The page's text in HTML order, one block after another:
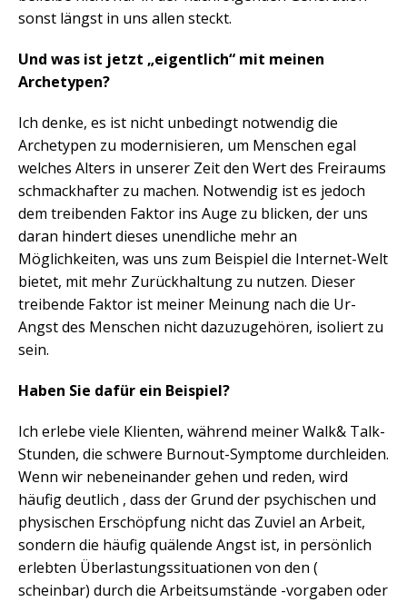
sonst längst in uns allen steckt.
Und was ist jetzt „eigentlich“ mit meinen
Archetypen?
Ich denke, es ist nicht unbedingt notwendig die
Archetypen zu modernisieren, um Menschen egal
welches Alters in unserer Zeit den Wert des Freiraums
schmackhafter zu machen. Notwendig ist es jedoch
dem treibenden Faktor ins Auge zu blicken, der uns
daran hindert dieses unendliche mehr an
Möglichkeiten, was uns zum Beispiel die Internet-Welt
bietet, mit mehr Zurückhaltung zu nutzen. Dieser
treibende Faktor ist meiner Meinung nach die Ur-
Angst des Menschen nicht dazuzugehören, isoliert zu
sein.
Haben Sie dafür ein Beispiel?
Ich erlebe viele Klienten, während meiner Walk& Talk-
Stunden, die schwere Burnout-Symptome durchleiden.
Wenn wir nebeneinander gehen und reden, wird
häufig deutlich , dass der Grund der psychischen und
physischen Erschöpfung nicht das Zuviel an Arbeit,
sondern die häufig quälende Angst ist, in persönlich
erlebten Überlastungssituationen von den (
scheinbar) durch die Arbeitsumstände -vorgaben oder